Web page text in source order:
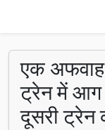
एक अफवाह
ट्रेन में आग
दूसरी ट्रेन